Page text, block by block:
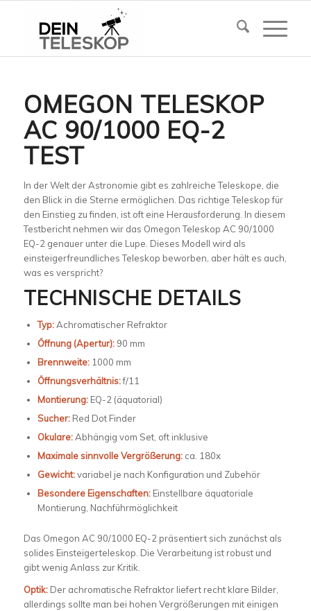
OMEGON TELESKOP
AC 90/1000 EQ-2
TEST
In der Welt der Astronomie gibt es zahlreiche Teleskope, die
den Blick in die Sterne ermöglichen. Das richtige Teleskop für
den Einstieg zu finden, ist oft eine Herausforderung. In diesem
Testbericht nehmen wir das Omegon Teleskop AC 90/1000
EQ-2 genauer unter die Lupe. Dieses Modell wird als
einsteigerfreundliches Teleskop beworben, aber hält es auch,
was es verspricht?
TECHNISCHE DETAILS
Typ:Achromatischer Refraktor
Öffnung (Apertur):90 mm
Brennweite:1000 mm
Öffnungsverhältnis:f/11
Montierung:EQ-2 (äquatorial)
Sucher:Red Dot Finder
Okulare:Abhängig vom Set, oft inklusive
Maximale sinnvolle Vergrößerung:ca. 180x
Gewicht:variabel je nach Konfiguration und Zubehör
Besondere Eigenschaften:Einstellbare äquatoriale
Montierung, Nachführmöglichkeit
Das Omegon AC 90/1000 EQ-2 präsentiert sich zunächst als
solides Einsteigerteleskop. Die Verarbeitung ist robust und
gibt wenig Anlass zur Kritik.
Optik:Der achromatische Refraktor liefert recht klare Bilder,
allerdings sollte man bei hohen Vergrößerungen mit einigen